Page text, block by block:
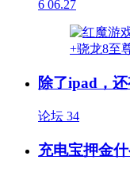
6 06.27
除了ipad，
论坛 34
充电宝押金